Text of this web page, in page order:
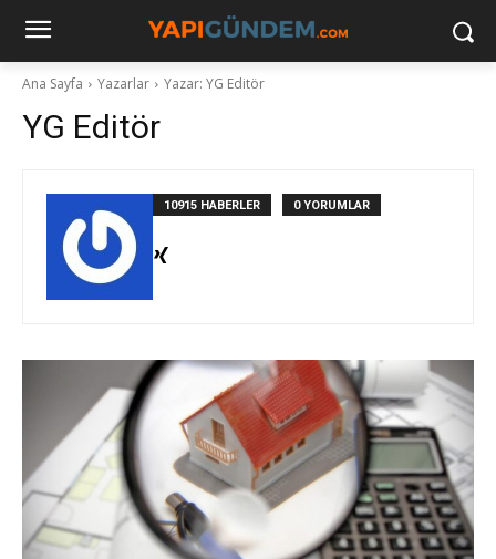
Ana Sayfa Yazarlar Yazar: YG Editör
YG Editör
10915 HABERLER 0 YORUMLAR